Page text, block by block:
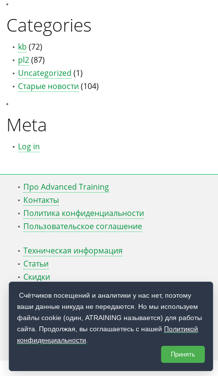
Categories
kb (72)
pl2(87)
Uncategorized (1)
Старые новости (104)
Meta
Log in
Про Advanced Training
Контакты
Политика конфиденциальности
Пользовательское соглашение
Техническая информация
Статьи
Скидки
Блог Руслана Карманова
© 2009 — 2026 Учебный центр Advanced Training
Счётчиков посещений и аналитики у нас нет, поэтому
ваши данные никуда не передаются. Но мы используем
файлы cookie (один, ATRAINING называется) для работы
сайта. Продолжая, вы соглашаетесь с нашей Политикой
конфиденциальности
Принять